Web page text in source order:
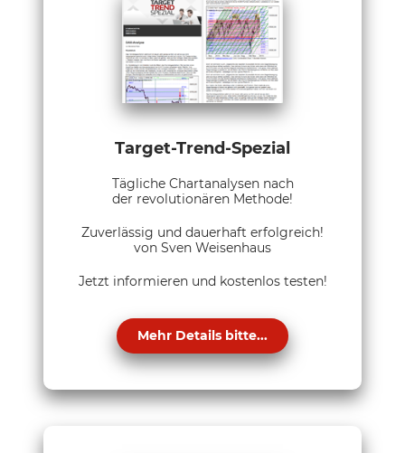
Target-Trend-Spezial
Tägliche Chartanalysen nach
der revolutionären Methode!
Zuverlässig und dauerhaft erfolgreich!
von Sven Weisenhaus
Jetzt informieren und kostenlos testen!
Mehr Details bitte...